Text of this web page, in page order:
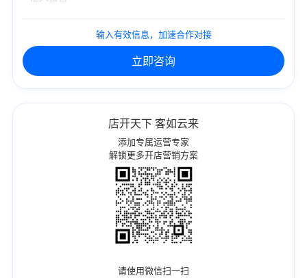
输入有效信息，加速合作对接
立即咨询
店开天下 客如云来
添加专属运营专家
解锁更多开店营销方案
请使用微信扫一扫